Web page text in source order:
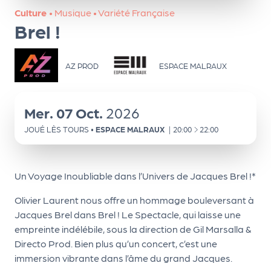
Culture • Musique •Variété Française
Brel !
AZ PROD ESPACE MALRAUX
Mer. 07 Oct. 2026
JOUÉ LÈS TOURS • ESPACE MALRAUX | 20:00 À
22:00
Un Voyage Inoubliable dans l’Univers de Jacques Brel !*
Olivier Laurent nous offre un hommage bouleversant à
Jacques Brel dans Brel ! Le Spectacle, qui laisse une
empreinte indélébile, sous la direction de Gil Marsalla &
Directo Prod. Bien plus qu’un concert, c’est une
immersion vibrante dans l’âme du grand Jacques.
ns
PR
O
G!
O
G!
Le
Ma
g
Sui
vr
e